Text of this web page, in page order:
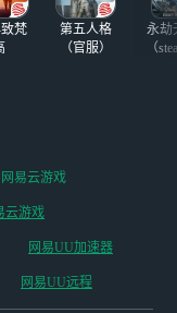
梵
第五人格
（官服）
永劫
（
网易云游戏
云游戏
网易UU加速器
网易UU远程